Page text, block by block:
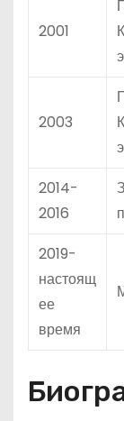
2001
2003
2014-
2016
2019-
настоящ
ее
время